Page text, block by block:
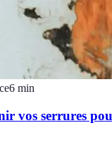
6 min
vos serrures